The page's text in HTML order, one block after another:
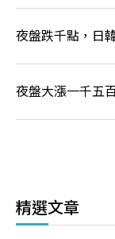
夜盤跌千點，日
夜盤大漲一千五
精選文章